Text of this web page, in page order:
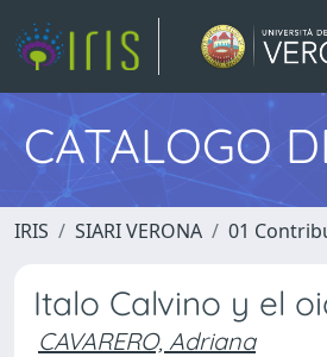
CATALOGO
IRIS SIARI VERONA 01
Italo Calvino y el
CAVARERO, Adriana